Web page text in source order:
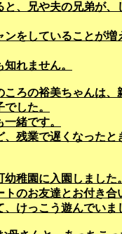
、兄や夫の兄弟が
をしていることが
れません。
ろの裕美ちゃんは
した。
緒です。
残業で遅くなった
幼稚園に入園しました
のお友達とお付き
、けっこう遊んでいま